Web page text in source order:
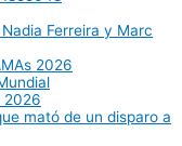
Ferreira y Marc
2026
2026
mató de un disparo a